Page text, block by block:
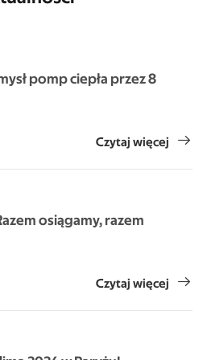
został oficjalnie
VANGL za granicą w
pomp ciepła przez 8
Czytaj więcej 
osiągamy, razem
Czytaj więcej 